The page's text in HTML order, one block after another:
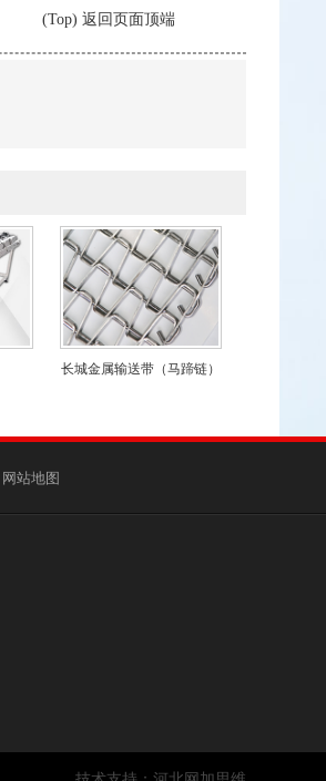
(Top) 返回页面顶端
长城金属输送带（马蹄链）
网站地图